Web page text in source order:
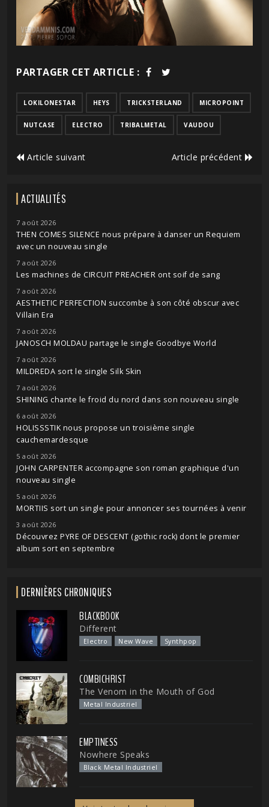
PARTAGER CET ARTICLE :
LOKILONESTAR HEYS TRICKSTERLAND MICROPOINT
NUTCASE ELECTRO TRIBALMETAL VAUDOU
Article suivant Article précédent
ACTUALITÉS
7 août 2026
THEN COMES SILENCE nous prépare à danser un Requiem
avec un nouveau single
7 août 2026
Les machines de CIRCUIT PREACHER ont soif de sang
7 août 2026
AESTHETIC PERFECTION succombe à son côté obscur avec
Villain Era
7 août 2026
JANOSCH MOLDAU partage le single Goodbye World
7 août 2026
MILDREDA sort le single Silk Skin
7 août 2026
SHINING chante le froid du nord dans son nouveau single
6 août 2026
HOLISSSTIK nous propose un troisième single
cauchemardesque
5 août 2026
JOHN CARPENTER accompagne son roman graphique d'un
nouveau single
5 août 2026
MORTIIS sort un single pour annoncer ses tournées à venir
3 août 2026
Découvrez PYRE OF DESCENT (gothic rock) dont le premier
album sort en septembre
DERNIÈRES CHRONIQUES
BLACKBOOK
Different
Electro New Wave Synthpop
COMBICHRIST
The Venom in the Mouth of God
Metal Industriel
EMPTINESS
Nowhere Speaks
Black Metal Industriel